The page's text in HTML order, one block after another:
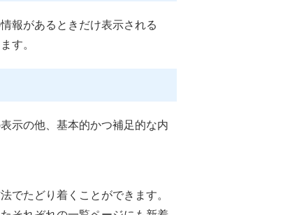
報があるときだけ表示される
す。
示の他、基本的かつ補足的な内
でたどり着くことができます。